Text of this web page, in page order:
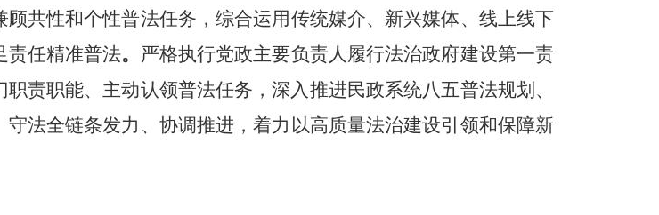
共性和个性普法任务，综合运用传统媒介、新兴媒体、线上线下
责任精准普法。
严格执行党政主要负责人履行法治政府建设第一责
责职能、主动认领普法任务，深入推进民政系统八五普法规划、
法全链条发力、协调推进，着力以高质量法治建设引领和保障新